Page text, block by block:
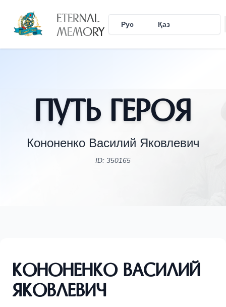
ETERNAL
MEMORY Рус Қаз
Путь Героя
Кононенко Василий Яковлевич
ID: 350165
Кононенко Василий
Яковлевич